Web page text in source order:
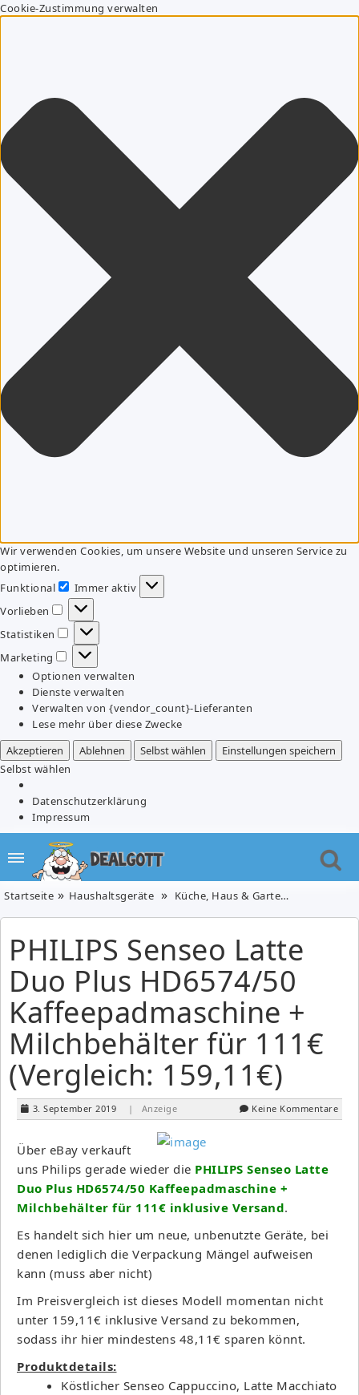
Cookie-Zustimmung verwalten
Wir verwenden Cookies, um unsere Website und unseren Service zu
optimieren.
Funktional
Funktional
Immer aktiv
Vorlieben
Vorlieben
Statistiken
Statistiken
Marketing
Marketing
Optionen verwalten
Dienste verwalten
Verwalten von {vendor_count}-Lieferanten
Lese mehr über diese Zwecke
Akzeptieren
Ablehnen Selbst wählen
Einstellungen speichern
Selbst wählen
Datenschutzerklärung
Impressum
Startseite Haushaltsgeräte Küche, Haus & Garten
PHILIPS Senseo Latte
Duo Plus HD6574/50
Kaffeepadmaschine +
Milchbehälter für 111€
(Vergleich: 159,11€)
3. September 2019 | Anzeige Keine Kommentare
Über eBay verkauft
uns Philips gerade wieder die PHILIPS Senseo Latte
Duo Plus HD6574/50 Kaffeepadmaschine +
Milchbehälter für 111€ inklusive Versand.
Es handelt sich hier um neue, unbenutzte Geräte, bei
denen lediglich die Verpackung Mängel aufweisen
kann (muss aber nicht)
Im Preisvergleich ist dieses Modell momentan nicht
unter 159,11€ inklusive Versand zu bekommen,
sodass ihr hier mindestens 48,11€ sparen könnt.
Produktdetails:
Köstlicher Senseo Cappuccino, Latte Macchiato